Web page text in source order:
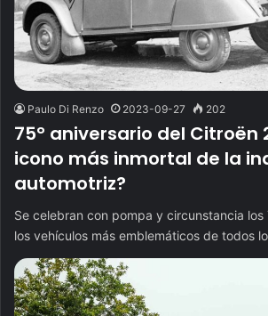
Paulo Di Renzo 2023-09-27 202
75° aniversario del Citroën
icono más inmortal de la
automotriz?
Se celebran con pompa y circunstancia
los vehículos más emblemáticos de todos